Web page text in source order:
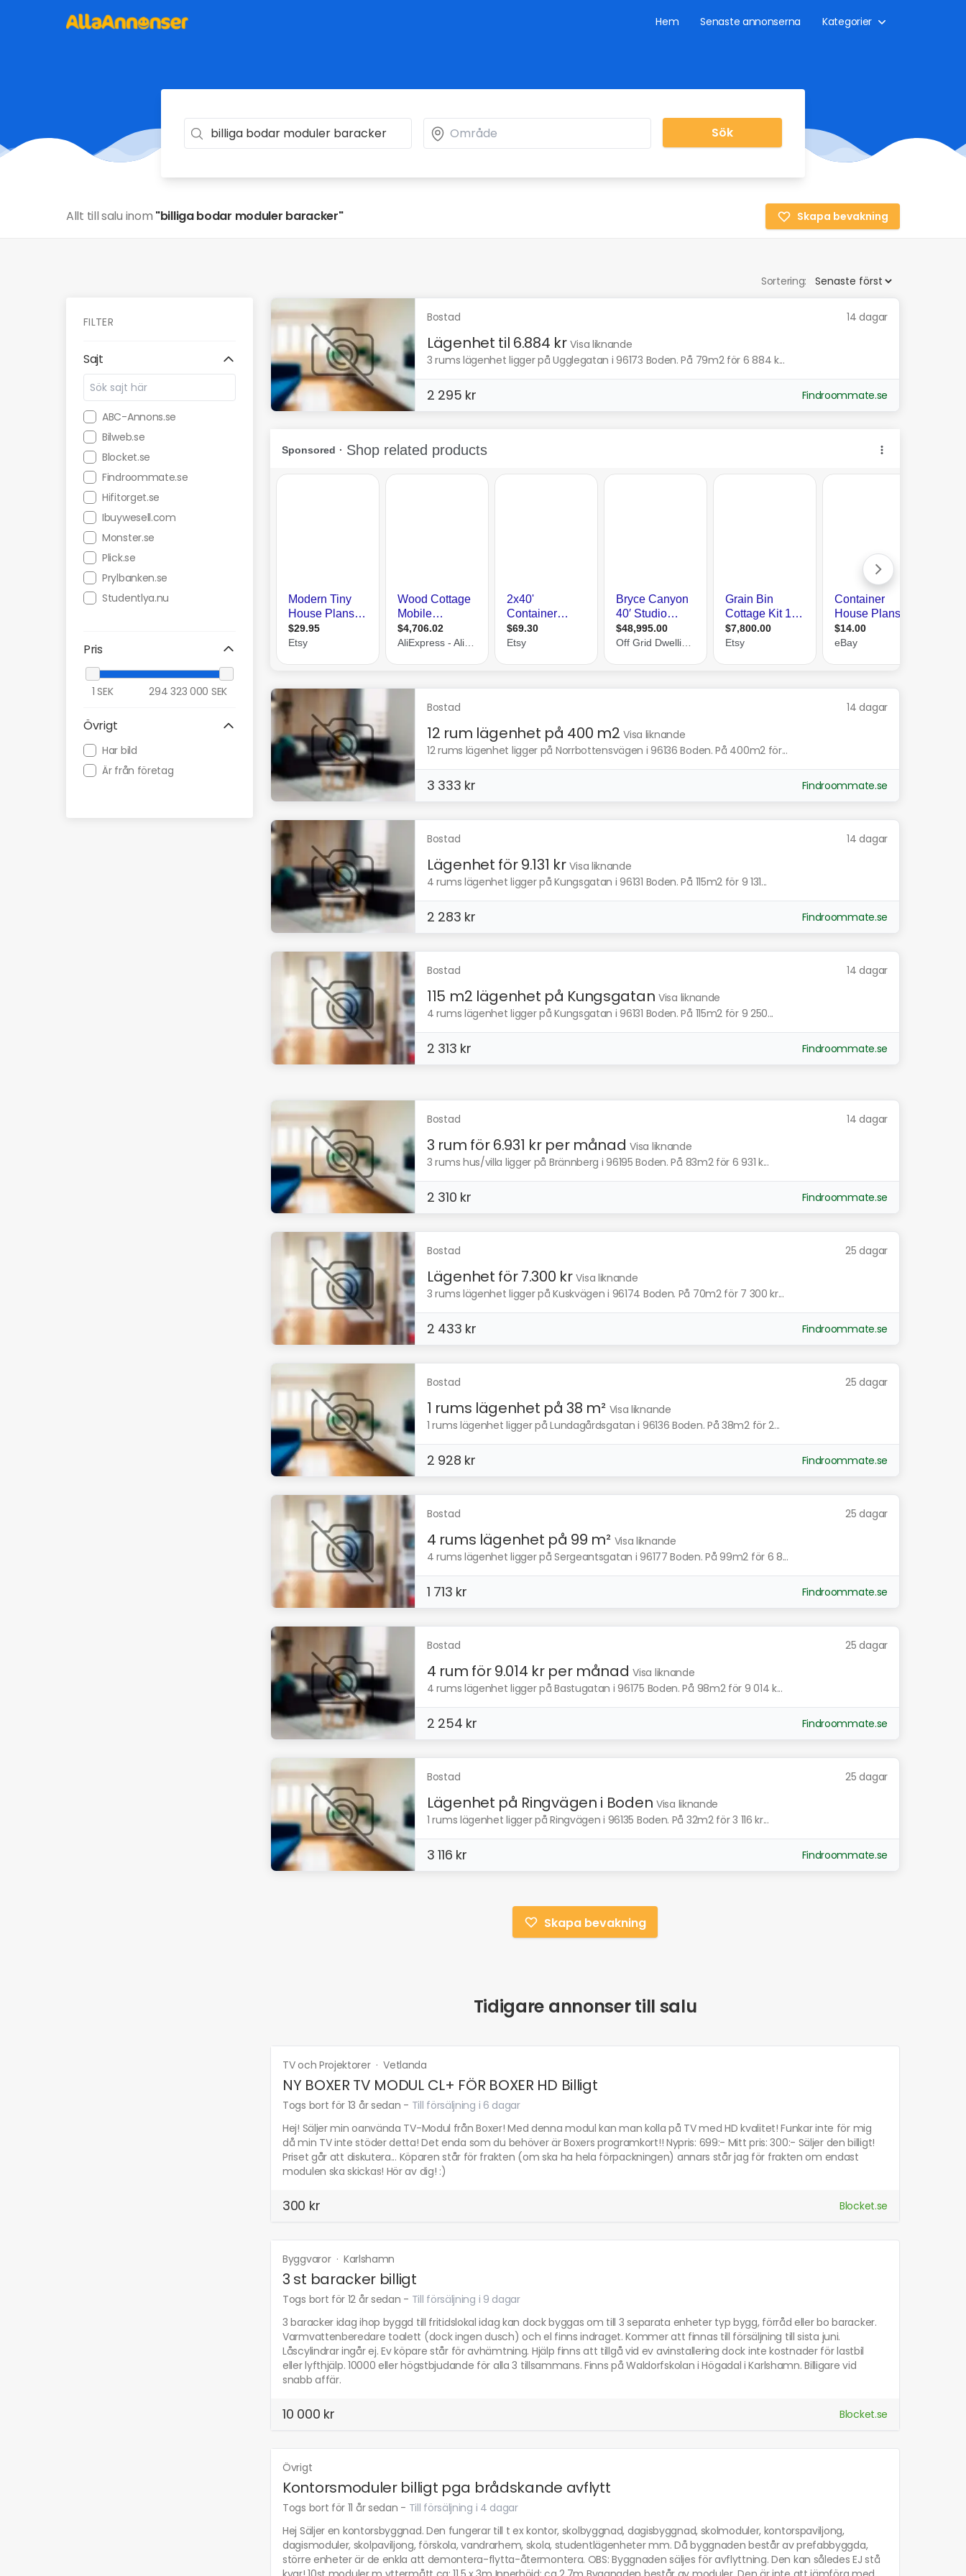
Hem Senaste annonserna Kategorier
Sök
Allt till salu inom "billiga bodar moduler baracker" Skapa bevakning
Sortering:
FILTER
Sajt
ABC-Annons.se
Bilweb.se
Blocket.se
Findroommate.se
Hifitorget.se
Ibuywesell.com
Monster.se
Plick.se
Prylbanken.se
Studentlya.nu
Pris
1 SEK 294 323 000 SEK
Övrigt
Har bild
Är från företag
Bostad 14 dagar
Lägenhet til 6.884 kr Visa liknande
3 rums lägenhet ligger på Ugglegatan i 96173 Boden. På 79m2 för 6 884 k...
2 295 kr Findroommate.se
Bostad 14 dagar
12 rum lägenhet på 400 m2 Visa liknande
12 rums lägenhet ligger på Norrbottensvägen i 96136 Boden. På 400m2 för...
3 333 kr Findroommate.se
Bostad 14 dagar
Lägenhet för 9.131 kr Visa liknande
4 rums lägenhet ligger på Kungsgatan i 96131 Boden. På 115m2 för 9 131...
2 283 kr Findroommate.se
Bostad 14 dagar
115 m2 lägenhet på Kungsgatan Visa liknande
4 rums lägenhet ligger på Kungsgatan i 96131 Boden. På 115m2 för 9 250...
2 313 kr Findroommate.se
Bostad 14 dagar
3 rum för 6.931 kr per månad Visa liknande
3 rums hus/villa ligger på Brännberg i 96195 Boden. På 83m2 för 6 931 k...
2 310 kr Findroommate.se
Bostad 25 dagar
Lägenhet för 7.300 kr Visa liknande
3 rums lägenhet ligger på Kuskvägen i 96174 Boden. På 70m2 för 7 300 kr...
2 433 kr Findroommate.se
Bostad 25 dagar
1 rums lägenhet på 38 m² Visa liknande
1 rums lägenhet ligger på Lundagårdsgatan i 96136 Boden. På 38m2 för 2...
2 928 kr Findroommate.se
Bostad 25 dagar
4 rums lägenhet på 99 m² Visa liknande
4 rums lägenhet ligger på Sergeantsgatan i 96177 Boden. På 99m2 för 6 8...
1 713 kr Findroommate.se
Bostad 25 dagar
4 rum för 9.014 kr per månad Visa liknande
4 rums lägenhet ligger på Bastugatan i 96175 Boden. På 98m2 för 9 014 k...
2 254 kr Findroommate.se
Bostad 25 dagar
Lägenhet på Ringvägen i Boden Visa liknande
1 rums lägenhet ligger på Ringvägen i 96135 Boden. På 32m2 för 3 116 kr...
3 116 kr Findroommate.se
Skapa bevakning
Tidigare annonser till salu
TV och Projektorer ·Vetlanda
NY BOXER TV MODUL CL+ FÖR BOXER HD Billigt
Togs bort för 13 år sedan - Till försäljning i 6 dagar
Hej! Säljer min oanvända TV-Modul från Boxer! Med denna modul kan man kolla på TV med HD kvalitet! Funkar inte för mig
då min TV inte stöder detta! Det enda som du behöver är Boxers programkort!! Nypris: 699:- Mitt pris: 300:- Säljer den billigt!
Priset går att diskutera... Köparen står för frakten (om ska ha hela förpackningen) annars står jag för frakten om endast
modulen ska skickas! Hör av dig! :)
300 kr Blocket.se
Byggvaror · Karlshamn
3 st baracker billigt
Togs bort för 12 år sedan - Till försäljning i 9 dagar
3 baracker idag ihop byggd till fritidslokal idag kan dock byggas om till 3 separata enheter typ bygg, förråd eller bo baracker.
Varmvattenberedare toalett (dock ingen dusch) och el finns indraget. Kommer att finnas till försäljning till sista juni.
Låscylindrar ingår ej. Ev köpare står för avhämtning. Hjälp finns att tillgå vid ev avinstallering dock inte kostnader för lastbil
eller lyfthjälp. 10000 eller högstbjudande för alla 3 tillsammans. Finns på Waldorfskolan i Högadal i Karlshamn. Billigare vid
snabb affär.
10 000 kr Blocket.se
Övrigt
Kontorsmoduler billigt pga brådskande avflytt
Togs bort för 11 år sedan - Till försäljning i 4 dagar
Hej Säljer en kontorsbyggnad. Den fungerar till t ex kontor, skolbyggnad, dagisbyggnad, skolmoduler, kontorspaviljong,
dagismoduler, skolpaviljong, förskola, vandrarhem, skola, studentlägenheter mm. Då byggnaden består av prefabbyggda,
större enheter är de enkla att demontera-flytta-återmontera. OBS: Byggnaden säljes för avflyttning. Den kan således EJ stå